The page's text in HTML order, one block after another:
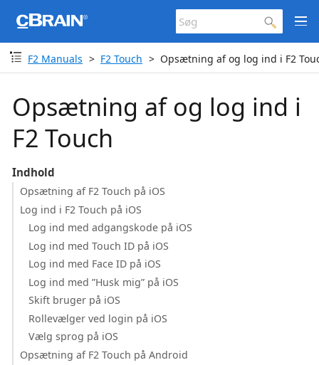
F2 Manuals F2 Touch Opsætning af og log ind i F2
Opsætning af og log ind i
F2 Touch
Indhold
Opsætning af F2 Touch på iOS
Log ind i F2 Touch på iOS
Log ind med adgangskode på iOS
Log ind med Touch ID på iOS
Log ind med Face ID på iOS
Log ind med ”Husk mig” på iOS
Skift bruger på iOS
Rollevælger ved login på iOS
Vælg sprog på iOS
Opsætning af F2 Touch på Android